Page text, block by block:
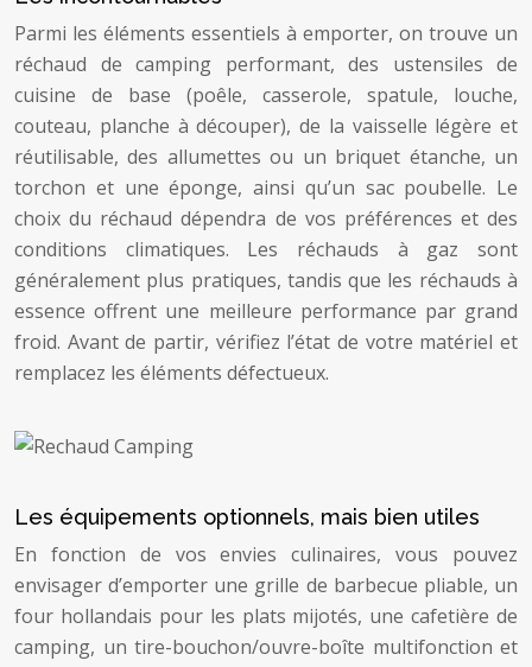
Parmi les éléments essentiels à emporter, on trouve un
réchaud de camping performant, des ustensiles de
cuisine de base (poêle, casserole, spatule, louche,
couteau, planche à découper), de la vaisselle légère et
réutilisable, des allumettes ou un briquet étanche, un
torchon et une éponge, ainsi qu’un sac poubelle. Le
choix du réchaud dépendra de vos préférences et des
conditions climatiques. Les réchauds à gaz sont
généralement plus pratiques, tandis que les réchauds à
essence offrent une meilleure performance par grand
froid. Avant de partir, vérifiez l’état de votre matériel et
remplacez les éléments défectueux.
Les équipements optionnels, mais bien utiles
En fonction de vos envies culinaires, vous pouvez
envisager d’emporter une grille de barbecue pliable, un
four hollandais pour les plats mijotés, une cafetière de
camping, un tire-bouchon/ouvre-boîte multifonction et